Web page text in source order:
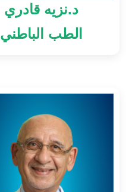
د.نزيه قادري
الطب الباطني